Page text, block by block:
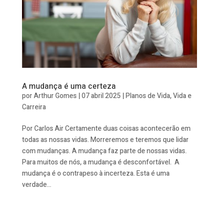
A mudança é uma certeza
porArthur Gomes |07 abril 2025 |Planos de Vida,Vida e
Carreira
Por Carlos Air Certamente duas coisas acontecerão em
todas as nossas vidas. Morreremos e teremos que lidar
com mudanças. A mudança faz parte de nossas vidas.
Para muitos de nós, a mudança é desconfortável. A
mudança é o contrapeso à incerteza. Esta é uma
verdade...